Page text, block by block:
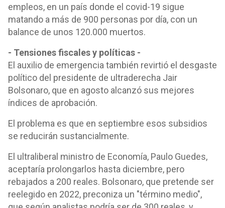
empleos, en un país donde el covid-19 sigue
matando a más de 900 personas por día, con un
balance de unos 120.000 muertos.
- Tensiones fiscales y políticas -
El auxilio de emergencia también revirtió el desgaste
político del presidente de ultraderecha Jair
Bolsonaro, que en agosto alcanzó sus mejores
índices de aprobación.
El problema es que en septiembre esos subsidios
se reducirán sustancialmente.
El ultraliberal ministro de Economía, Paulo Guedes,
aceptaría prolongarlos hasta diciembre, pero
rebajados a 200 reales. Bolsonaro, que pretende ser
reelegido en 2022, preconiza un "término medio",